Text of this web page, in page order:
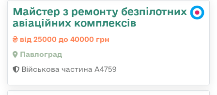
Майстер з ремонту безпілотних
авіаційних комплексів
від 25000 до 40000 грн
Павлоград
Військова частина А4759